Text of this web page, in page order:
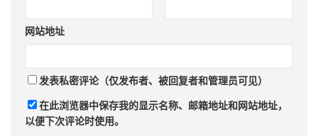
网站地址
发表私密评论（仅发布者、被回复者和管理员可见）
在此浏览器中保存我的显示名称、邮箱地址和网站地址，
以便下次评论时使用。